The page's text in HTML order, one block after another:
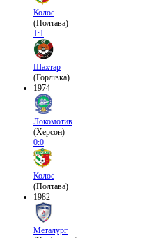
Колос
(Полтава)
1:1
Шахтар
(Горлівка)
1974
Локомотив
(Херсон)
0:0
Колос
(Полтава)
1982
Металург